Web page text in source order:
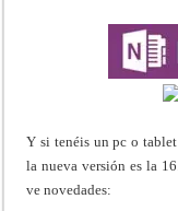
Y si tenéis un pc o
la nueva versión es la
ve novedades: